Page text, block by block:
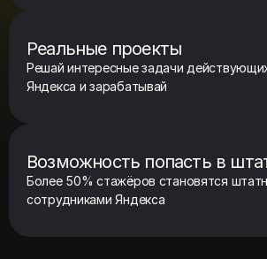
Реальные проекты
Решай интересные задачи
Яндекса и зарабатывай
Возможность попасть в
Более 50% стажёров становятся
сотрудниками Яндекса